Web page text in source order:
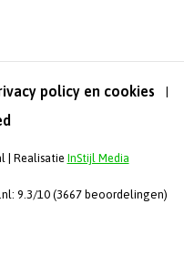
policy en cookies |
| Realisatie InStijl Media
9.3/10 (3667 beoordelingen)